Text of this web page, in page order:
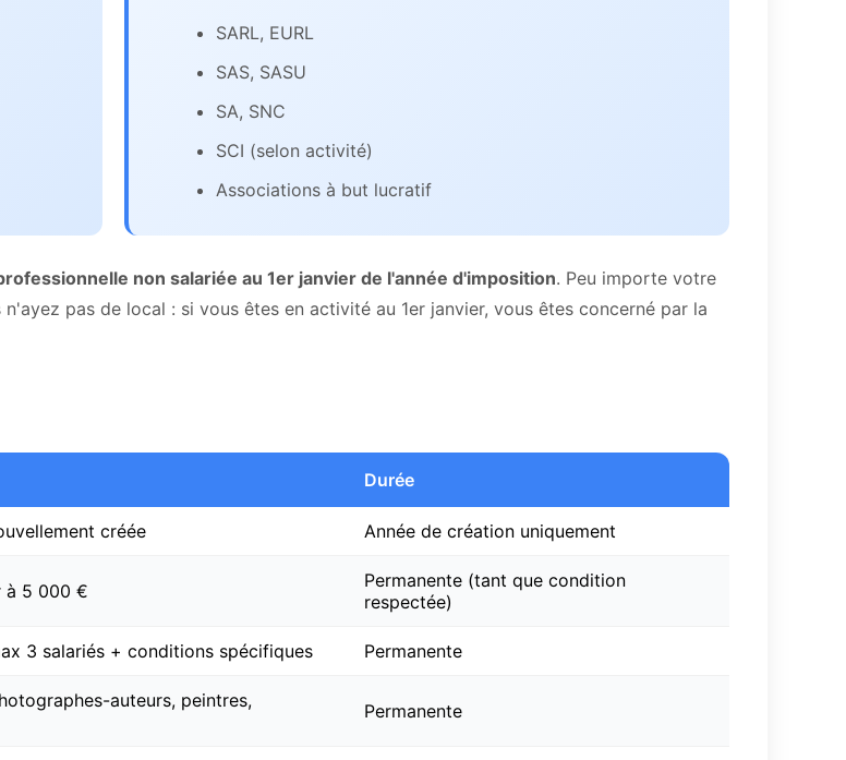
SARL, EURL
SAS, SASU
SA, SNC
SCI (selon activité)
Associations à but lucratif
non salariée au 1er janvier de l'année d'imposition. Peu importe votre
pas de local : si vous êtes en activité au 1er janvier, vous êtes concerné par la
Durée
créée Année de création uniquement
à 5 000 €
Permanente (tant que condition
respectée)
3 salariés + conditions spécifiques Permanente
auteurs, peintres,
Permanente